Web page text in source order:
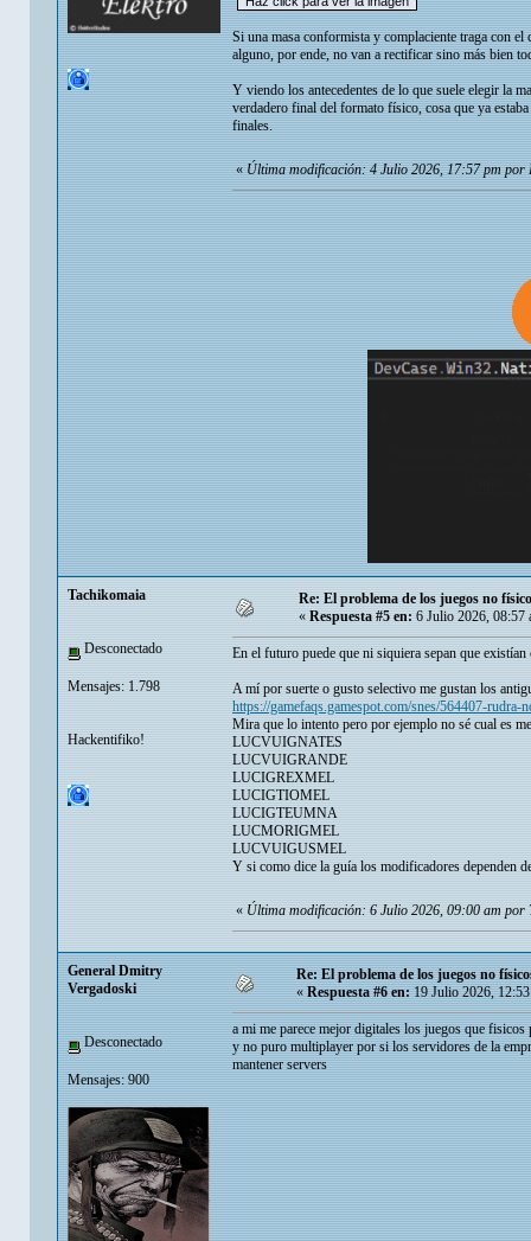
Si una masa conformista y complaciente traga con
alguno, por ende, no van a rectificar sino más bien
Y viendo los antecedentes de lo que suele elegir la
verdadero final del formato físico, cosa que ya
finales.
«Última modificación: 4 Julio 2026, 17:57 pm por
Tachikomaia
Desconectado
Mensajes: 1.798
Hackentifiko!
Re: El problema de los juegos no
« Respuesta #5 en: 6 Julio 2026, 08:57
En el futuro puede que ni siquiera sepan que existían
A mí por suerte o gusto selectivo me gustan los
https://gamefaqs.gamespot.com/snes/564407-
Mira que lo intento pero por ejemplo no sé cual es
LUCVUIGNATES
LUCVUIGRANDE
LUCIGREXMEL
LUCIGTIOMEL
LUCIGTEUMNA
LUCMORIGMEL
LUCVUIGUSMEL
Y si como dice la guía los modificadores dependen
« Última modificación: 6 Julio 2026, 09:00 am por
General Dmitry
Vergadoski
Desconectado
Mensajes: 900
Re: El problema de los juegos no
«Respuesta #6 en:19 Julio 2026,
a mi me parece mejor digitales los juegos que
y no puro multiplayer por si los servidores de la
mantener servers